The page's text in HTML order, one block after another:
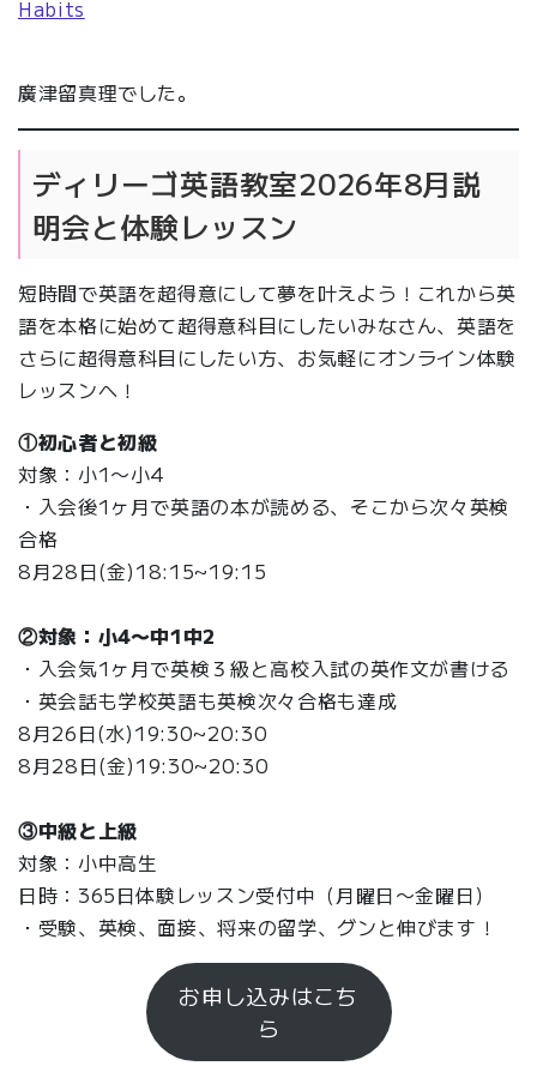
Habits
廣津留真理でした。
ディリーゴ英語教室2026年8月説
明会と体験レッスン
短時間で英語を超得意にして夢を叶えよう！これから英
語を本格に始めて超得意科目にしたいみなさん、英語を
さらに超得意科目にしたい方、お気軽にオンライン体験
レッスンへ！
①初心者と初級
対象：小1〜小4
・入会後1ヶ月で英語の本が読める、そこから次々英検
合格
8月28日(金)18:15~19:15
②対象：小4〜中1中2
・入会気1ヶ月で英検３級と高校入試の英作文が書ける
・英会話も学校英語も英検次々合格も達成
8月26日(水)19:30~20:30
8月28日(金)19:30~20:30
③中級と上級
対象：小中高生
日時：365日体験レッスン受付中（月曜日〜金曜日）
・受験、英検、面接、将来の留学、グンと伸びます！
お申し込みはこち
ら